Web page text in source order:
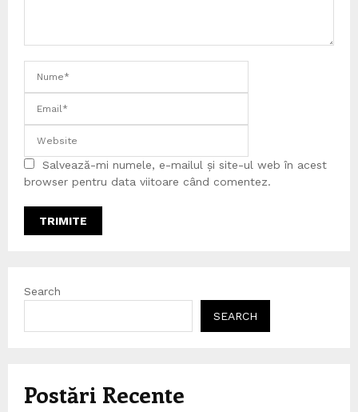
Salvează-mi numele, e-mailul și site-ul web în acest
browser pentru data viitoare când comentez.
Search
SEARCH
Postări Recente